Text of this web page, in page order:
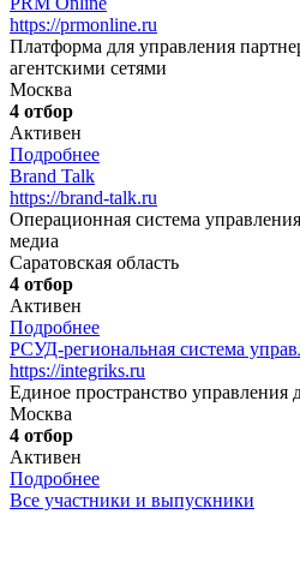
https://prmonline.ru
Платформа для управления
агентскими сетями
Москва
4 отбор
Активен
Подробнее
Brand Talk
https://brand-talk.ru
Операционная система
медиа
Саратовская область
4 отбор
Активен
Подробнее
РСУД-региональная система
https://integriks.ru
Единое пространство управления
Москва
4 отбор
Активен
Подробнее
Все участники и выпускники